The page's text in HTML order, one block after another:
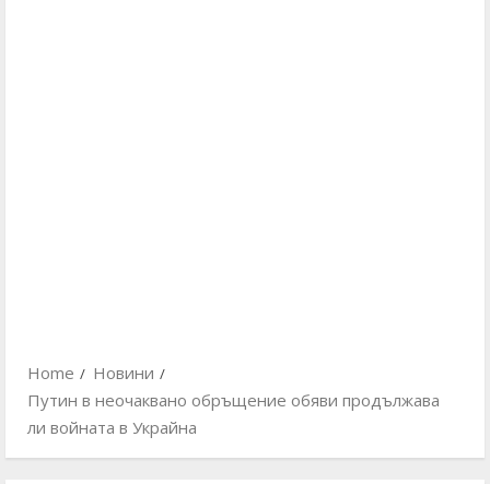
Home
Новини
Путин в неочаквано обръщение обяви продължава
ли войната в Украйна